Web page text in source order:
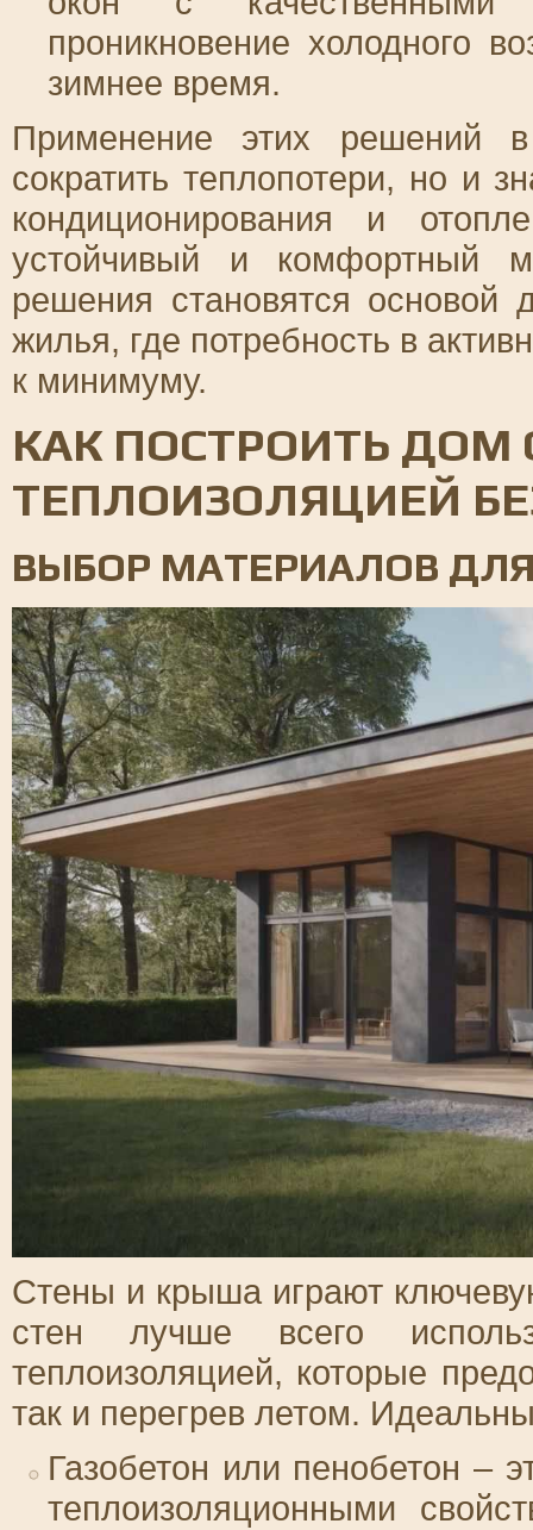
проникновение холодного
зимнее время.
Применение этих решений
сократить теплопотери, но и
кондиционирования и
устойчивый и комфортный
решения становятся основой
жилья, где потребность в
к минимуму.
КАК ПОСТРОИТЬ
ТЕПЛОИЗОЛЯЦИЕЙ
ВЫБОР МАТЕРИАЛОВ
Стены и крыша играют
стен лучше всего
теплоизоляцией, которые
так и перегрев летом.
Газобетон или пенобетон –
теплоизоляционными